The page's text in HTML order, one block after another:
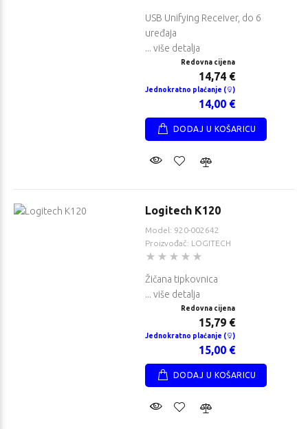
USB Unifying Receiver, do 6
uređaja
... više detalja
Redovna cijena
14,74 €
Jednokratno plaćanje ( )
14,00 €
DODAJ U KOŠARICU
Logitech K120
Model: 920-002642
Proizvođač: LOGITECH
Žičana tipkovnica
... više detalja
Redovna cijena
15,79 €
Jednokratno plaćanje ( )
15,00 €
DODAJ U KOŠARICU